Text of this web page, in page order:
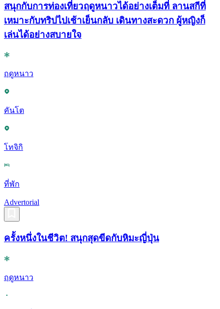
สนุกกับการท่องเที่ยวฤดูหนาวได้อย่างเต็มที่ ลานสกีที่
เหมาะกับทริปไปเช้าเย็นกลับ เดินทางสะดวก ผู้หญิงก็
เล่นได้อย่างสบายใจ
ฤดูหนาว
คันโต
โทจิกิ
ที่พัก
Advertorial
ครั้งหนึ่งในชีวิต! สนุกสุดขีดกับหิมะญี่ปุ่น
ฤดูหนาว